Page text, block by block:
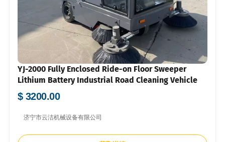
YJ-2000 Fully Enclosed Ride-on Floor Sweeper
Lithium Battery Industrial Road Cleaning Vehicle
$ 3200.00
济宁市云洁机械设备有限公司